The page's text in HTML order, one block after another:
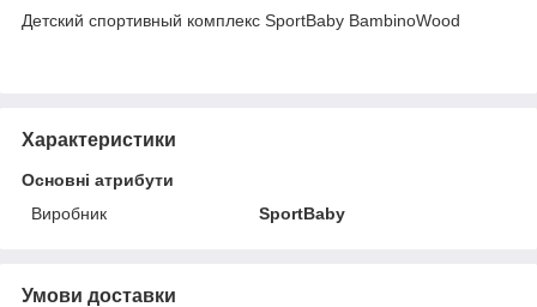
Детский спортивный комплекс SportBaby BambinoWood
Характеристики
Основні атрибути
Виробник
SportBaby
Умови доставки